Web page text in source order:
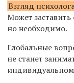
Взгляд
Может заставить
но необходимо.
Глобальные
не станет